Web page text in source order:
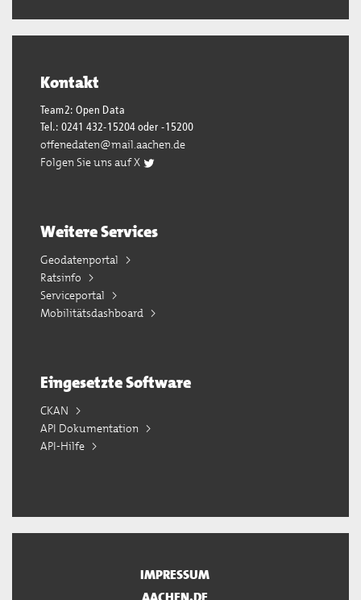
Kontakt
Team2: Open Data
Tel.: 0241 432-15204 oder -15200
offenedaten@mail.aachen.de
Folgen Sie uns auf X
Weitere Services
Geodatenportal
Ratsinfo
Serviceportal
Mobilitätsdashboard
Eingesetzte Software
CKAN
API Dokumentation
API-Hilfe
IMPRESSUM